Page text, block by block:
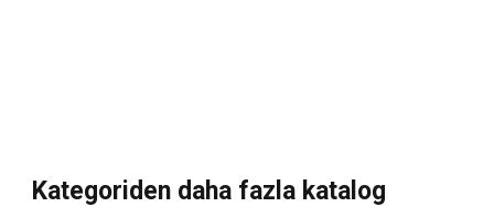
Kategoriden daha fazla katalog